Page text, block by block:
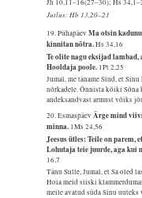
Jh 10,11–16(27–30); Hs
Jutlus: Hb 13,20–21
19. PühapäevMa otsin
kinnitan nõtra.Hs 34,16
Te olite nagu eksijad lambad,
Hooldaja poole. 1Pt 2,25
Jumal, me täname Sind, et
nõrkadele. Õnnista kõiki Sõna
andeksandvast armust võiks
20. EsmaspäevÄrge mind
minna. 1Ms 24,56
Jeesus ütles: Teile on parem,
Lohutaja teie juurde, aga kui
16,7
Tänu Sulle, Jumal, et Sa oled
Hoia meid siiski
meile avatud süda Sinu uuteks